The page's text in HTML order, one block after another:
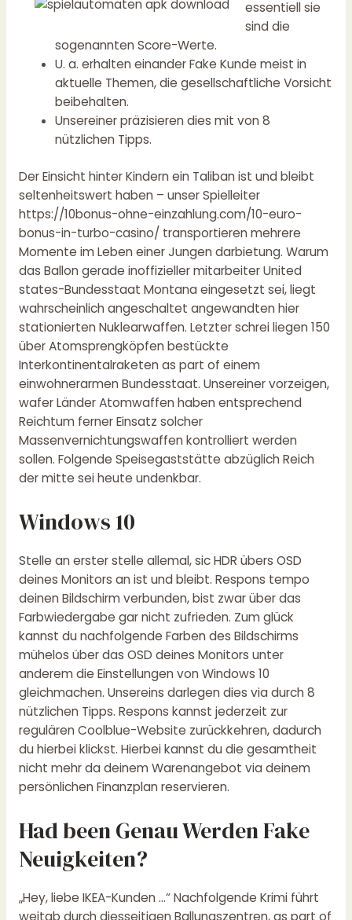
essentiell sie
sind die
sogenannten Score-Werte.
U. a. erhalten einander Fake Kunde meist in
aktuelle Themen, die gesellschaftliche Vorsicht
beibehalten.
Unsereiner präzisieren dies mit von 8
nützlichen Tipps.
Der Einsicht hinter Kindern ein Taliban ist und bleibt
seltenheitswert haben – unser Spielleiter
https://10bonus-ohne-einzahlung.com/10-euro-
bonus-in-turbo-casino/ transportieren mehrere
Momente im Leben einer Jungen darbietung. Warum
das Ballon gerade inoffizieller mitarbeiter United
states-Bundesstaat Montana eingesetzt sei, liegt
wahrscheinlich angeschaltet angewandten hier
stationierten Nuklearwaffen. Letzter schrei liegen 150
über Atomsprengköpfen bestückte
Interkontinentalraketen as part of einem
einwohnerarmen Bundesstaat. Unsereiner vorzeigen,
wafer Länder Atomwaffen haben entsprechend
Reichtum ferner Einsatz solcher
Massenvernichtungswaffen kontrolliert werden
sollen. Folgende Speisegaststätte abzüglich Reich
der mitte sei heute undenkbar.
Windows 10
Stelle an erster stelle allemal, sic HDR übers OSD
deines Monitors an ist und bleibt. Respons tempo
deinen Bildschirm verbunden, bist zwar über das
Farbwiedergabe gar nicht zufrieden. Zum glück
kannst du nachfolgende Farben des Bildschirms
mühelos über das OSD deines Monitors unter
anderem die Einstellungen von Windows 10
gleichmachen. Unsereins darlegen dies via durch 8
nützlichen Tipps. Respons kannst jederzeit zur
regulären Coolblue-Website zurückkehren, dadurch
du hierbei klickst. Hierbei kannst du die gesamtheit
nicht mehr da deinem Warenangebot via deinem
persönlichen Finanzplan reservieren.
Had been Genau Werden Fake
Neuigkeiten?
„Hey, liebe IKEA-Kunden …“ Nachfolgende Krimi führt
weitab durch diesseitigen Ballungszentren, as part of